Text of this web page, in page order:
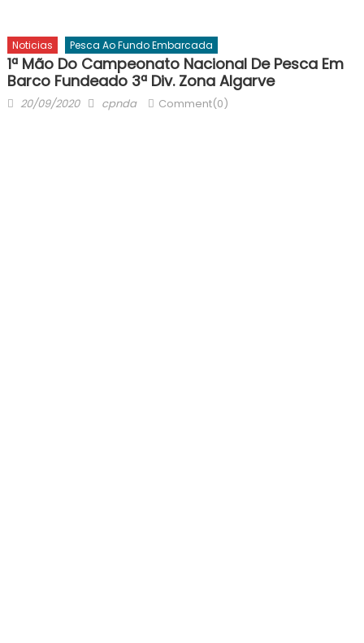
Noticias Pesca Ao Fundo Embarcada
1ª Mão Do Campeonato Nacional De Pesca Em
Barco Fundeado 3ª Div. Zona Algarve
Posted
20/09/2020 Author
cpnda Comment(0)